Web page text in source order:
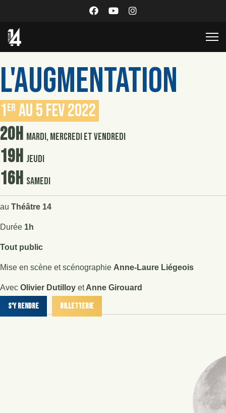
L'AUGMENTATION
1er au 5 fev 2022
20h mardi, mercredi et vendredi
19h jeudi
16h samedi
au Théâtre 14
Durée 1h
Tout public
Mise en scène et scénographie Anne-Laure Liégeois
Avec Olivier Dutilloy etAnne Girouard
S'y Rendre Billetterie